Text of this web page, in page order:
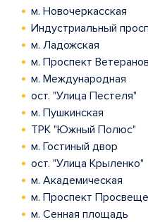
м. Новочеркасская
Индустриальный
м. Ладожская
м. Проспект Ветеранов
м. Международная
ост. "Улица Пестеля"
м. Пушкинская
ТРК "Южный Полюс"
м. Гостиный двор
ост. "Улица Крыленко"
м. Академическая
м. Проспект
м. Сенная площадь